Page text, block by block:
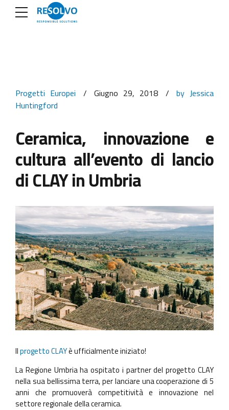
Progetti Europei Giugno 29, 2018
by Jessica
Huntingford
Ceramica, innovazione e
cultura all’evento di lancio
di CLAY in Umbria
Ilprogetto CLAYè ufficialmente iniziato!
La Regione Umbria ha ospitato i partner del progetto CLAY
nella sua bellissima terra, per lanciare una cooperazione di 5
anni che promuoverà competitività e innovazione nel
settore regionale della ceramica.